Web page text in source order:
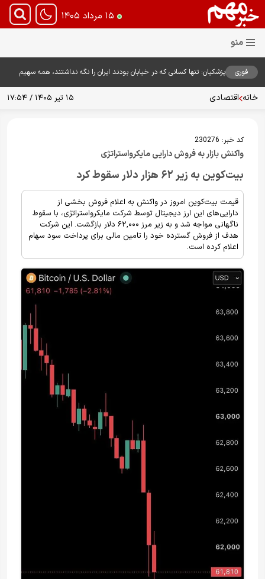
۱۵ مرداد ۱۴۰۵
فوری
پزشکیان: تنها کسانی که در خیابان بودند ایران را نگه نداشتند، همه سهیم
خانه اقتصادی ۱۵ تیر ۱۴۰۵ / ۱۷:۵۴
کد خبر: 230276
واکنش بازار به فروش دارایی مایکرواستراتژی
بیت‌کوین به زیر ۶۲ هزار دلار سقوط کرد
قیمت بیت‌کوین امروز در واکنش به اعلام فروش بخشی از
دارایی‌های این ارز دیجیتال توسط شرکت مایکرواستراتژی، با سقوط
ناگهانی مواجه شد و به زیر مرز ۶۲,۰۰۰ دلار بازگشت. این شرکت
هدف از فروش گسترده خود را تامین مالی برای پرداخت سود سهام
اعلام کرده است.